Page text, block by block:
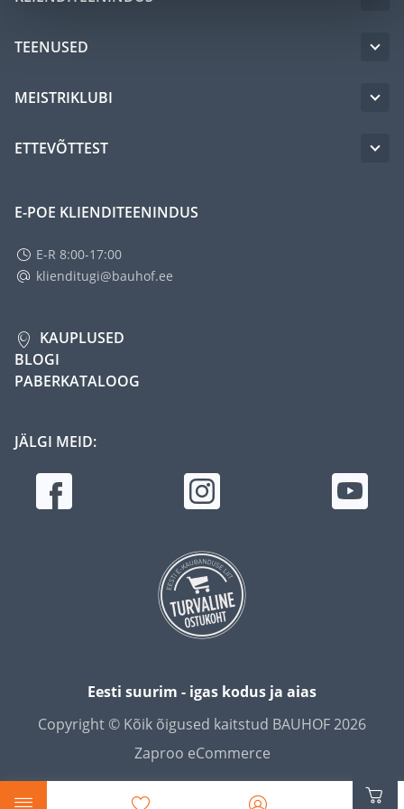
TEENUSED
MEISTRIKLUBI
ETTEVÕTTEST
E-POE KLIENDITEENINDUS
E-R 8:00-17:00
klienditugi@bauhof.ee
KAUPLUSED
BLOGI
PABERKATALOOG
JÄLGI MEID:
Eesti suurim - igas kodus ja aias
Copyright © Kõik õigused kaitstud BAUHOF 2026
Zaproo eCommerce